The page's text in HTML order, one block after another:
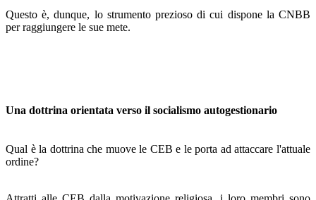
Questo è, dunque, lo strumento prezioso di cui dispone la CNBB
per raggiungere le sue mete.
Una dottrina orientata verso il socialismo autogestionario
Qual è la dottrina che muove le CEB e le porta ad attac­care l'attuale
ordine?